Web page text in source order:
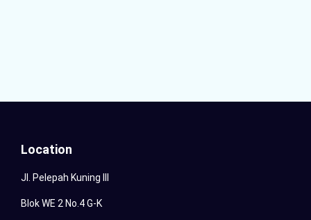
Location
Jl. Pelepah Kuning III
Blok WE 2 No.4 G-K